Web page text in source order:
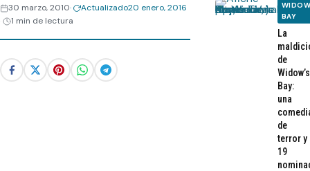
Webisodios
30 marzo, 2010 Actualizado20 enero, 2016
1 min de lectura
BAY
La
de
Widow’s
Bay:
una
de
terror y
19